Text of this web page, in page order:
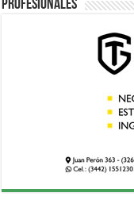
Profesionales